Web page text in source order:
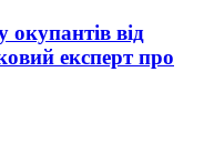
від
експерт про